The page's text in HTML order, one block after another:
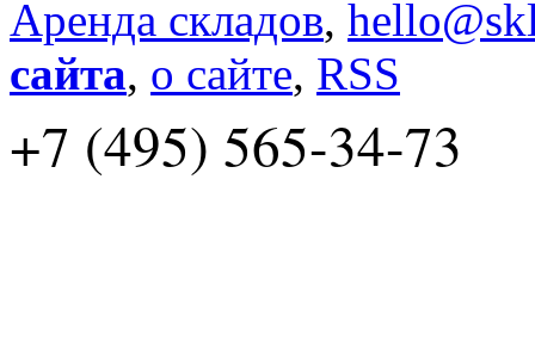
Аренда складов,
сайта, о сайте, RSS
+7 (495) 565-34-73